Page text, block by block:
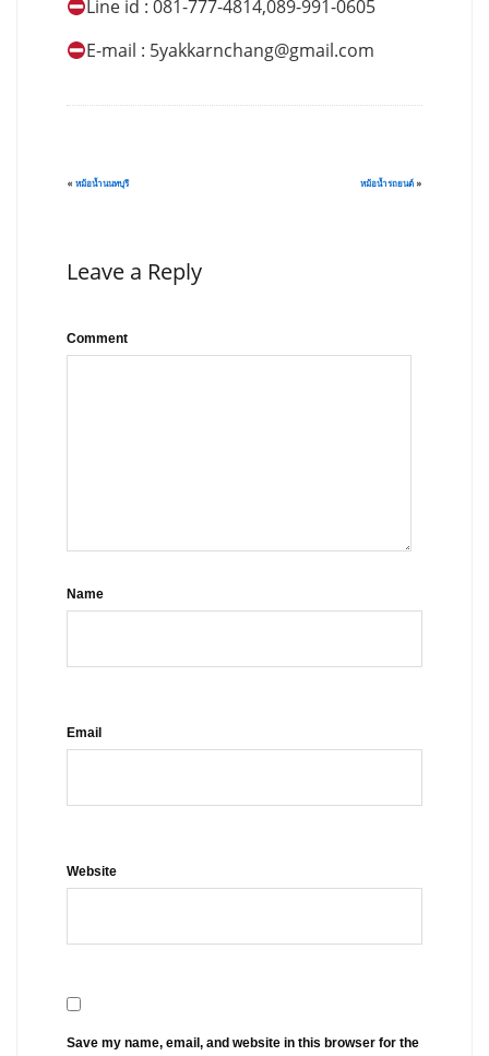
Line id : 081-777-4814,089-991-0605
E-mail : 5yakkarnchang@gmail.com
« หม้อน้ำนนทบุรี หม้อน้ำรถยนต์ »
Leave a Reply
Comment
Name
Email
Website
Save my name, email, and website in this browser for the